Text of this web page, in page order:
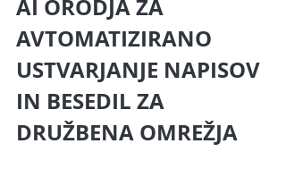
AI ORODJA ZA
AVTOMATIZIRANO
USTVARJANJE NAPISOV
IN BESEDIL ZA
DRUŽBENA OMREŽJA